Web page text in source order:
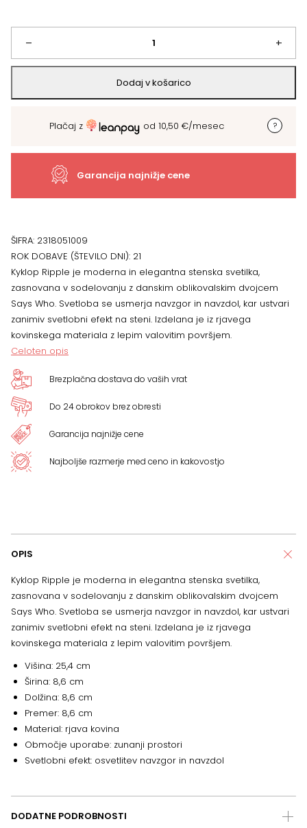
bila:
59,95 €.
56,95 €.
–
Kyklop
Ripple
|
količina
+
Dodaj v košarico
Plačaj z od 10,50 €/mesec
Garancija najnižje cene
ŠIFRA: 2318051009
ROK DOBAVE (ŠTEVILO DNI): 21
Kyklop Ripple je moderna in elegantna stenska svetilka,
zasnovana v sodelovanju z danskim oblikovalskim dvojcem
Says Who. Svetloba se usmerja navzgor in navzdol, kar ustvari
zanimiv svetlobni efekt na steni. Izdelana je iz rjavega
kovinskega materiala z lepim valovitim površjem.
Celoten opis
Brezplačna dostava do vaših vrat
Do 24 obrokov brez obresti
Garancija najnižje cene
Najboljše razmerje med ceno in kakovostjo
OPIS
Kyklop Ripple je moderna in elegantna stenska svetilka,
zasnovana v sodelovanju z danskim oblikovalskim dvojcem
Says Who. Svetloba se usmerja navzgor in navzdol, kar ustvari
zanimiv svetlobni efekt na steni. Izdelana je iz rjavega
kovinskega materiala z lepim valovitim površjem.
Višina: 25,4 cm
Širina: 8,6 cm
Dolžina: 8,6 cm
Premer: 8,6 cm
Material: rjava kovina
Območje uporabe: zunanji prostori
Svetlobni efekt: osvetlitev navzgor in navzdol
DODATNE PODROBNOSTI